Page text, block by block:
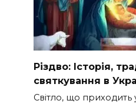
Різдво: Історія,
святкування в
Світло, що приходить